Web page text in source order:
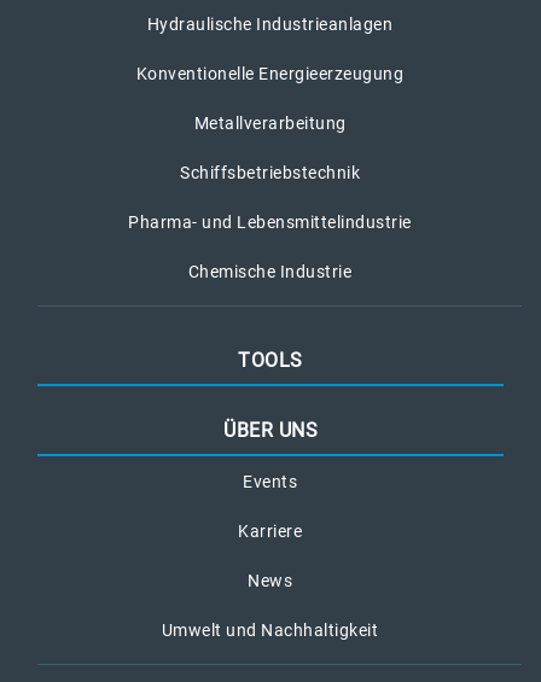
Hydraulische Industrieanlagen
Konventionelle Energieerzeugung
Metallverarbeitung
Schiffsbetriebstechnik
Pharma- und Lebensmittelindustrie
Chemische Industrie
TOOLS
ÜBER UNS
Events
Karriere
News
Umwelt und Nachhaltigkeit